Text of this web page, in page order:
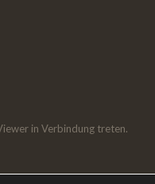
in Verbindung treten.